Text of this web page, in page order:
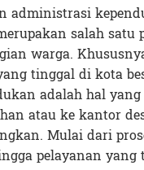
administrasi
salah satu
warga.
tinggal di kota
adalah hal
atau ke kantor
Mulai dari
pelayanan